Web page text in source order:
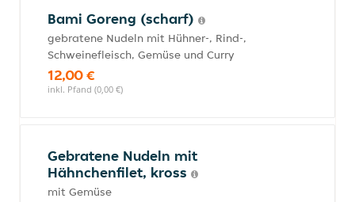
Bami Goreng (scharf)
gebratene Nudeln mit Hühner-, Rind-,
Schweinefleisch, Gemüse und Curry
12,00 €
inkl. Pfand (0,00 €)
Gebratene Nudeln mit
Hähnchenfilet, kross
mit Gemüse